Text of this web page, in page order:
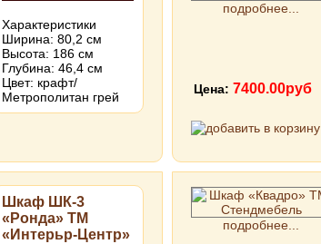
Характеристики
Ширина: 80,2 см
Высота: 186 см
Глубина: 46,4 см
Цвет: крафт/
Метрополитан грей
подробнее...
Цена: 7400.00руб
Шкаф ШК-3
«Ронда» ТМ
«Интерьр-Центр»
подробнее...